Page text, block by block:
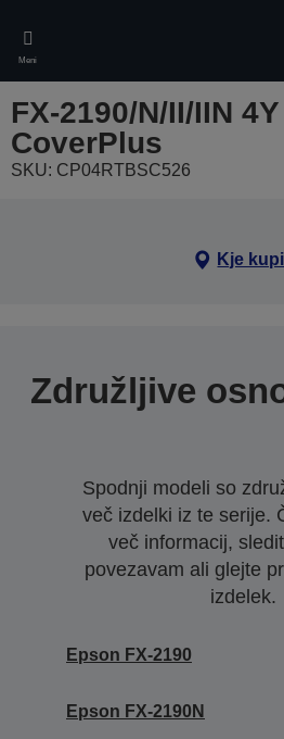
main
content
Meni
FX-2190/N/II/IIN
CoverPlus
SKU: CP04RTBSC526
Kje
Združljive
Spodnji modeli so
več izdelki iz te serije.
več informacij,
povezavam ali glejte
izdelek.
Epson FX-2190
Epson FX-2190N